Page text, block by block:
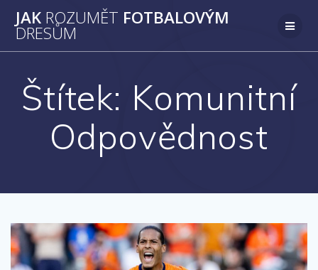
na
JAK ROZUMĚT FOTBALOVÝM
DRESŮM
Štítek: Komunitní
Odpovědnost